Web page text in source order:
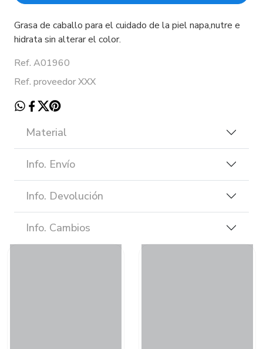
Grasa de caballo para el cuidado de la piel napa,nutre e
hidrata sin alterar el color.
Ref. A01960
Ref. proveedor XXX
Material
Info. Envío
Info. Devolución
Info. Cambios